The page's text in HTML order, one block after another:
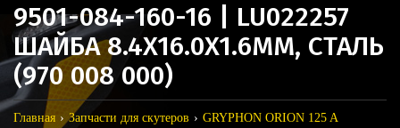
9501-084-160-16 | LU022257
ШАЙБА 8.4X16.0X1.6ММ, СТАЛЬ
(970 008 000)
Главная Запчасти для скутеров
GRYPHON ORION 125 A